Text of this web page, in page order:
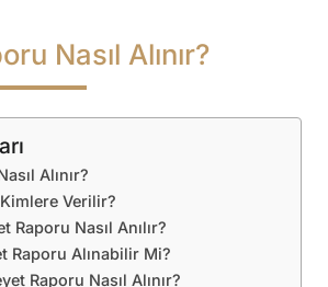
Nasıl Alınır?
Alınır?
Verilir?
Raporu Nasıl Anılır?
Raporu Alınabilir Mi?
Raporu Nasıl Alınır?